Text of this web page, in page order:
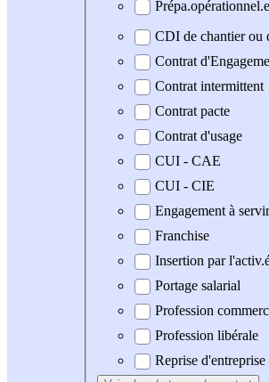
CDI de chantier ou
Contrat
Contrat intermittent
Contrat pacte
Contrat d'usage
CUI - CAE
CUI - CIE
Engagement à
Franchise
Insertion par
Portage salarial
Profession
Profession libérale
Reprise d'entreprise